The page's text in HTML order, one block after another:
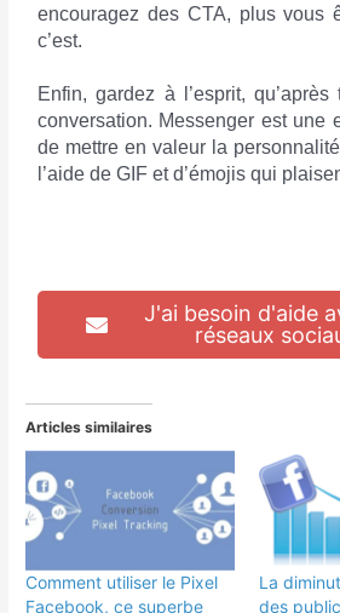
encouragez des CTA, plus vous
c’est.
Enfin, gardez à l’esprit, qu’après
conversation. Messenger est une
de mettre en valeur la
l’aide de GIF et d’émojis qui
J'ai besoin d'aide
réseaux
Articles similaires
Comment utiliser le Pixel
Facebook, ce superbe
La
des